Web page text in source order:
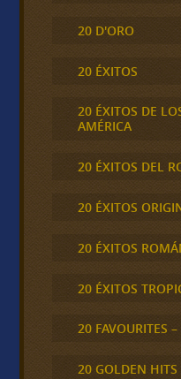
20 D'ORO
20 ÉXITOS
20 ÉXITOS DE
AMÉRICA
20 ÉXITOS DEL
20 ÉXITOS
20 ÉXITOS
20 ÉXITOS
20 FAVOURITES
20 GOLDEN HITS